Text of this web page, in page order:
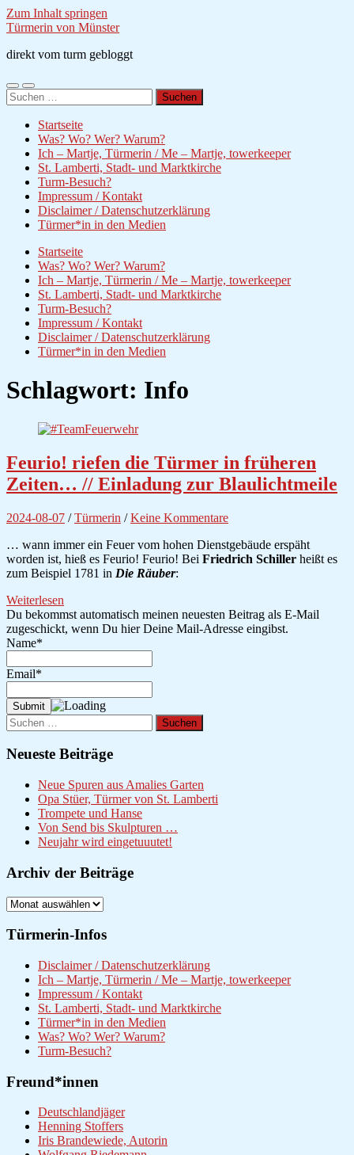
Zum Inhalt springen
Türmerin von Münster
direkt vom turm gebloggt
Mobile-
Menü
Suchfeld
ein-/ausblenden
Suchen
nach:
Startseite
Was? Wo? Wer? Warum?
Ich – Martje, Türmerin / Me – Martje, towerkeeper
St. Lamberti, Stadt- und Marktkirche
Turm-Besuch?
Impressum / Kontakt
Disclaimer / Datenschutzerklärung
Türmer*in in den Medien
Startseite
Was? Wo? Wer? Warum?
Ich – Martje, Türmerin / Me – Martje, towerkeeper
St. Lamberti, Stadt- und Marktkirche
Turm-Besuch?
Impressum / Kontakt
Disclaimer / Datenschutzerklärung
Türmer*in in den Medien
Schlagwort: Info
Feurio! riefen die Türmer in früheren
Zeiten… // Einladung zur Blaulichtmeile
2024-08-07 /Türmerin /Keine Kommentare
… wann immer ein Feuer vom hohen Dienstgebäude erspäht
worden ist, hieß es Feurio! Feurio! Bei Friedrich Schiller heißt es
zum Beispiel 1781 in Die Räuber:
Weiterlesen
Du bekommst automatisch meinen neuesten Beitrag als E-Mail
zugeschickt, wenn Du hier Deine Mail-Adresse eingibst.
Name*
Email*
Suchen
nach:
Neueste Beiträge
Neue Spuren aus Amalies Garten
Opa Stüer, Türmer von St. Lamberti
Trompete und Hanse
Von Send bis Skulpturen …
Neujahr wird eingetuuutet!
Archiv der Beiträge
Archiv
Beiträge
Türmerin-Infos
Disclaimer / Datenschutzerklärung
Ich – Martje, Türmerin / Me – Martje, towerkeeper
Impressum / Kontakt
St. Lamberti, Stadt- und Marktkirche
Türmer*in in den Medien
Was? Wo? Wer? Warum?
Turm-Besuch?
Freund*innen
Deutschlandjäger
Henning Stoffers
Iris Brandewiede, Autorin